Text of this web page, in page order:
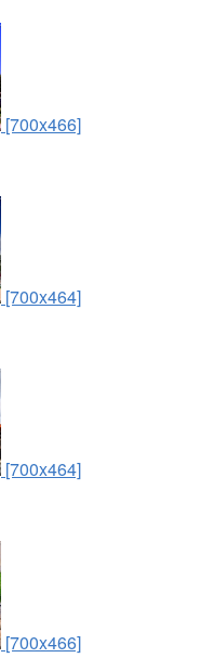
[700x466]
[700x464]
[700x464]
[700x466]